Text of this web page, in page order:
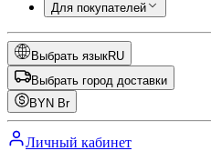
Для покупателей
Выбрать языкRU
Выбрать город доставки
BYN Br
Личный кабинет